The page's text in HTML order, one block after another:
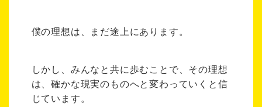
僕の理想は、まだ途上にあります。
しかし、みんなと共に歩むことで、その理想
は、確かな現実のものへと変わっていくと信
じています。